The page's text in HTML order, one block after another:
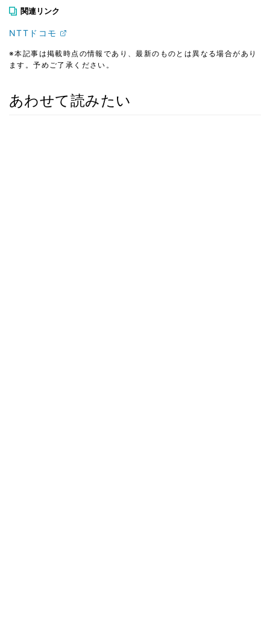
関連リンク
NTTドコモ
※本記事は掲載時点の情報であり、最新のものとは異なる場合があり
ます。予めご了承ください。
あわせて読みたい